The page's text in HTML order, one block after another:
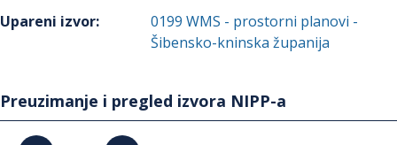
Upareni izvor: 0199 WMS - prostorni planovi -
Šibensko-kninska županija
Preuzimanje i pregled izvora NIPP-a